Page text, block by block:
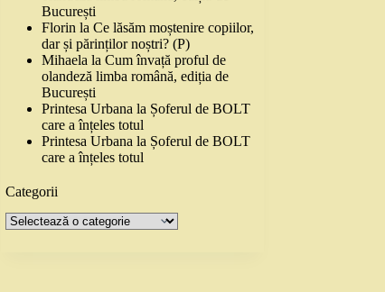
București
Florin laCe lăsăm moștenire copiilor,
dar și părinților noștri? (P)
Mihaela laCum învață proful de
olandeză limba română, ediția de
București
Printesa Urbana la Șoferul de BOLT
care a înțeles totul
Printesa Urbana la Șoferul de BOLT
care a înțeles totul
Categorii
Categorii